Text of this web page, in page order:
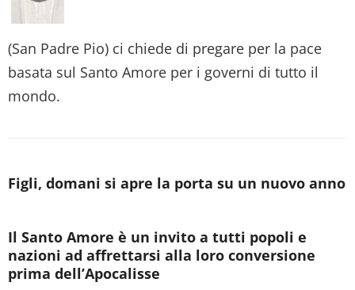
(San Padre Pio) ci chiede di pregare per la pace
basata sul Santo Amore per i governi di tutto il
mondo.
Figli, domani si apre la porta su un nuovo anno
Il Santo Amore è un invito a tutti popoli e
nazioni ad affrettarsi alla loro conversione
prima dell’Apocalisse